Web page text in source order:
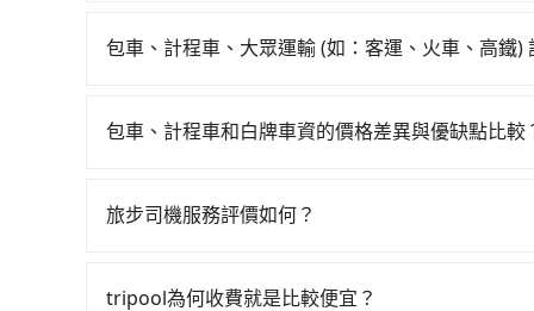
1小時51分鐘。選擇搭乘高鐵而不預約包車，不僅
時40元路邊停車費用預估進去，但額外的汽車保
的車門仍未被修理，每一次租車都好像在開樂透
點仍有段距離，在遇到下雨天或者載行李時，就顯
算，價格約為4,100~4,900元間，但如改預約
在價格或服務品質上，tripool都是你從台中市到新
包車、計程車、大眾運輸 (如：客運、火車、高鐵)
程車最貴，而大眾運輸通常較便宜。 行程：需多
可選用大眾運輸。 便利性：需要便利性和方便性
包車、計程車和白牌車資的價格差異與優缺點比較
地點上車較客製化。此外，司機還會提供各種旅
無法申訴退費。
旅步司機服務評價如何？
程更加順暢和舒適。」
tripool為何收費就是比較便宜？